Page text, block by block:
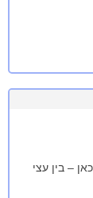
– בין עצי